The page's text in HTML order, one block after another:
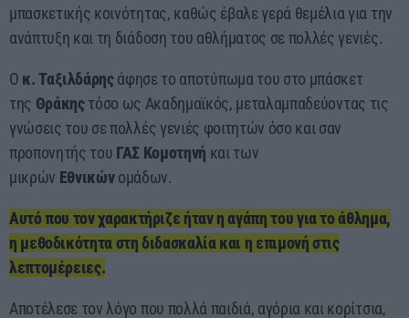
μπασκετικής κοινότητας, καθώς έβαλε γερά θεμέλια για την
ανάπτυξη και τη διάδοση του αθλήματος σε πολλές γενιές.
Ο κ. Ταξιλδάρηςάφησε το αποτύπωμα του στο μπάσκετ
της Θράκηςτόσο ως Ακαδημαϊκός, μεταλαμπαδεύοντας τις
γνώσεις του σε πολλές γενιές φοιτητών όσο και σαν
προπονητής του ΓΑΣ Κομοτηνή και των
μικρών Εθνικώνομάδων.
Αυτό που τον χαρακτήριζε ήταν η αγάπη του για το άθλημα,
η μεθοδικότητα στη διδασκαλία και η επιμονή στις
λεπτομέρειες.
Αποτέλεσε τον λόγο που πολλά παιδιά, αγόρια και κορίτσια,